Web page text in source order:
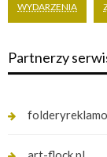
WYDARZENIA
Partnerzy